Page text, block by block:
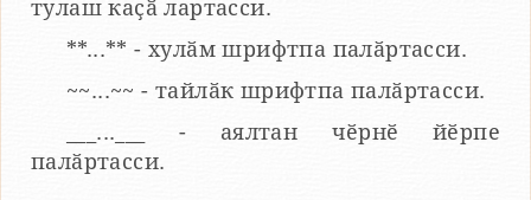
тулаш каҫӑ лартасси.
**...** - хулӑм шрифтпа палӑртасси.
~~...~~ - тайлӑк шрифтпа палӑртасси.
___...___ - аялтан чӗрнӗ йӗрпе
палӑртасси.